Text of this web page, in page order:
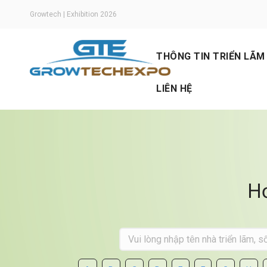
Growtech | Exhibition 2026
THÔNG TIN TRIỂN LÃM
LIÊN HỆ